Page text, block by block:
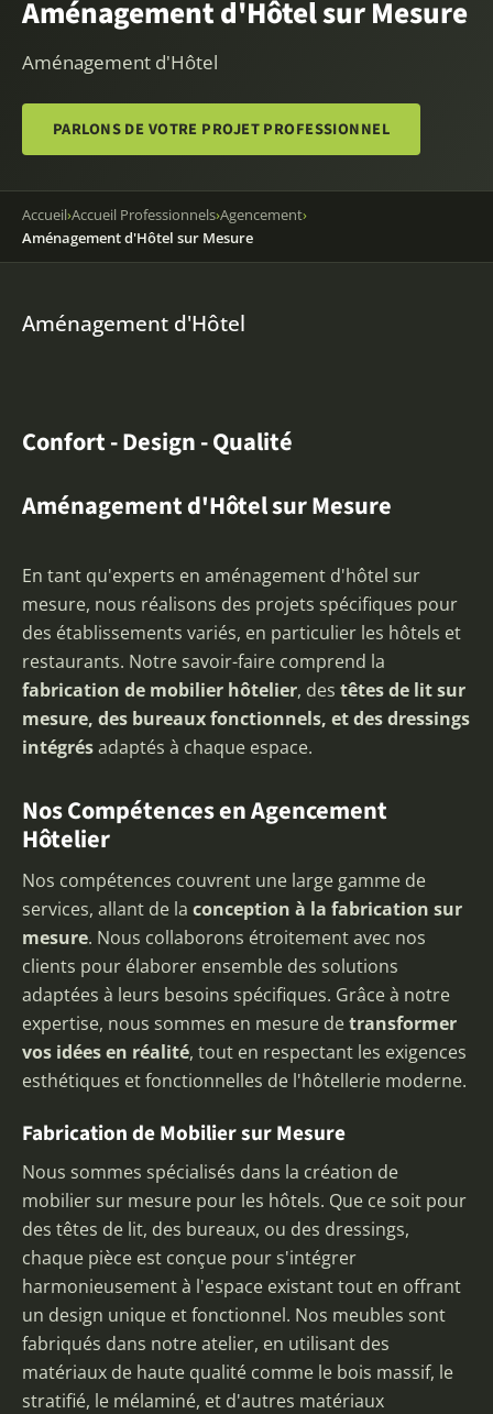
Aménagement d'Hôtel sur Mesure
Aménagement d'Hôtel
PARLONS DE VOTRE PROJET PROFESSIONNEL
Accueil›Accueil Professionnels›Agencement›
Aménagement d'Hôtel sur Mesure
Aménagement d'Hôtel
Confort - Design - Qualité
Aménagement d'Hôtel sur Mesure
En tant qu'experts en aménagement d'hôtel sur
mesure, nous réalisons des projets spécifiques pour
des établissements variés, en particulier les hôtels et
restaurants. Notre savoir-faire comprend la
fabrication de mobilier hôtelier, des têtes de lit sur
mesure, des bureaux fonctionnels, et des dressings
intégrésadaptés à chaque espace.
Nos Compétences en Agencement
Hôtelier
Nos compétences couvrent une large gamme de
services, allant de la conception à la fabrication sur
mesure. Nous collaborons étroitement avec nos
clients pour élaborer ensemble des solutions
adaptées à leurs besoins spécifiques. Grâce à notre
expertise, nous sommes en mesure detransformer
vos idées en réalité, tout en respectant les exigences
esthétiques et fonctionnelles de l'hôtellerie moderne.
Fabrication de Mobilier sur Mesure
Nous sommes spécialisés dans la création de
mobilier sur mesure pour les hôtels. Que ce soit pour
des têtes de lit, des bureaux, ou des dressings,
chaque pièce est conçue pour s'intégrer
harmonieusement à l'espace existant tout en offrant
un design unique et fonctionnel. Nos meubles sont
fabriqués dans notre atelier, en utilisant des
matériaux de haute qualité comme le bois massif, le
stratifié, le mélaminé, et d'autres matériaux